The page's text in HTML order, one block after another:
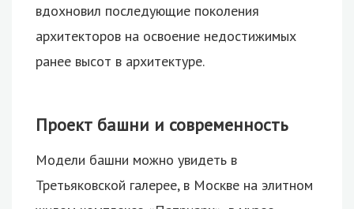
вдохновил последующие поколения
архитекторов на освоение недостижимых
ранее высот в архитектуре.
Проект башни и современность
Модели башни можно увидеть в
Третьяковской галерее, в Москве на элитном